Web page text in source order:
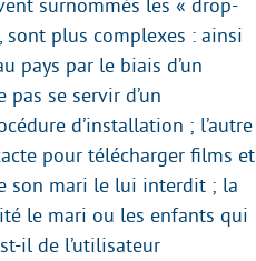
surnommés les « drop-
sont plus complexes : ainsi
pays par le biais d’un
se servir d’un
d’installation ; l’autre
pour télécharger films et
son mari le lui interdit ; la
le mari ou les enfants qui
il de l’utilisateur